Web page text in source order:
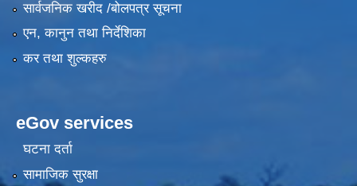
सार्वजनिक खरीद /बोलपत्र सूचना
एन, कानुन तथा निर्देशिका
कर तथा शुल्कहरु
eGov services
घटना दर्ता
सामाजिक सुरक्षा